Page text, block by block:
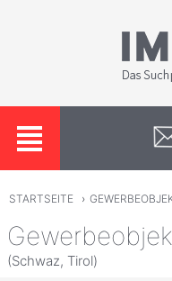
STARTSEITE ›
(Schwaz, Tirol)